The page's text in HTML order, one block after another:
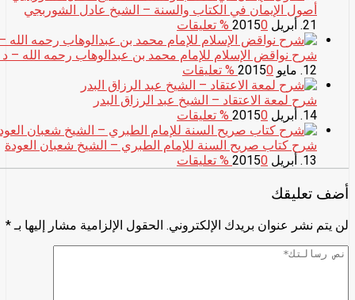
أصول الإيمان في الكتاب والسنة – الشيخ عادل الشوربجي
21. أبريل 2015
0
% تعليقات
شرح نواقض الإسلام للإمام محمد بن عبدالوهاب رحمه الله –
12. مايو 2015
0
% تعليقات
شرح لمعة الاعتقاد – الشيخ عبد الرزاق البدر
14. أبريل 2015
0
% تعليقات
شرح كتاب صريح السنة للإمام الطبري – الشيخ شعبان العودة
13. أبريل 2015
0 % تعليقات
أضف تعليقك
لن يتم نشر عنوان بريدك الإلكتروني. الحقول الإلزامية مشار إليها بـ *